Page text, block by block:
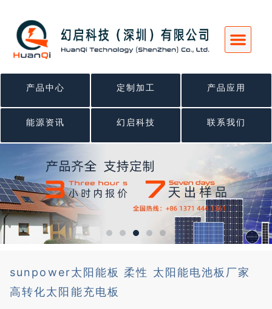
产品中心 定制加工 产品应用
能源资讯 幻启科技 联系我们
sunpower太阳能板 柔性 太阳能电池板厂家
高转化太阳能充电板